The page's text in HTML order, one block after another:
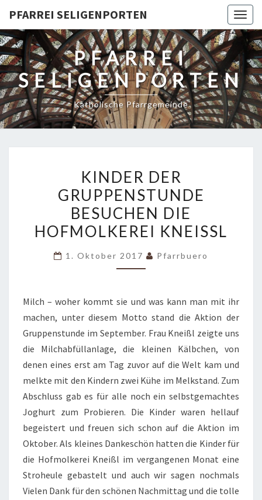
PFARREI SELIGENPORTEN
PFARREI
SELIGENPORTEN
Katholische Pfarrgemeinde
DER
GRUPPENSTUNDE
BESUCHEN
DIE
KNEISSL
KINDER DER
GRUPPENSTUNDE
BESUCHEN DIE
HOFMOLKEREI KNEISSL
1. Oktober 2017 Pfarrbuero
Milch – woher kommt sie und was kann man mit ihr
machen, unter diesem Motto stand die Aktion der
Gruppenstunde im September. Frau Kneißl zeigte uns
die Milchabfüllanlage, die kleinen Kälbchen, von
denen eines erst am Tag zuvor auf die Welt kam und
melkte mit den Kindern zwei Kühe im Melkstand. Zum
Abschluss gab es für alle noch ein selbstgemachtes
Joghurt zum Probieren. Die Kinder waren hellauf
begeistert und freuen sich schon auf die Aktion im
Oktober. Als kleines Dankeschön hatten die Kinder für
die Hofmolkerei Kneißl im vergangenen Monat eine
Stroheule gebastelt und auch wir sagen nochmals
Vielen Dank für den schönen Nachmittag und die tolle